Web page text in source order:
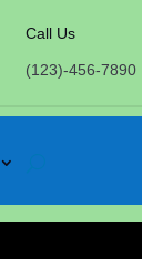
Call Us
(123)-456-7890